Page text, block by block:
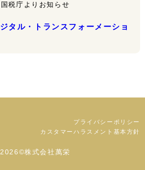
国税庁よりお知らせ
2026©株式会社萬栄
プライバシーポリシー
カスタマーハラスメント基本方針